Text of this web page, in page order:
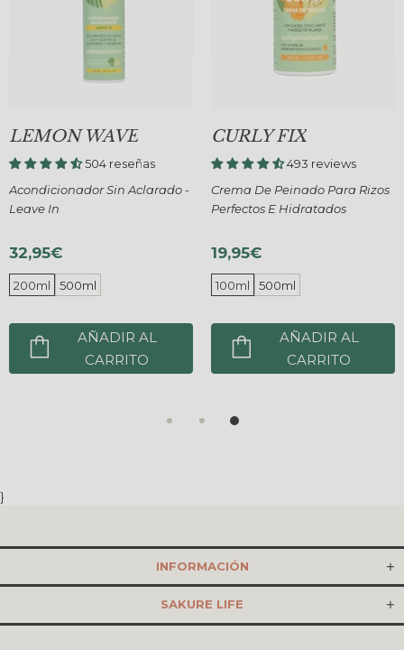
LEMON WAVE
504 reseñas
Acondicionador Sin Aclarado -
Leave In
32,95€
200ml 500ml
AÑADIR AL
CARRITO
CURLY FIX
493 reviews
Crema De Peinado Para Rizos
Perfectos E Hidratados
19,95€
100ml 500ml
AÑADIR AL
CARRITO
}
INFORMACIÓN
SAKURE LIFE